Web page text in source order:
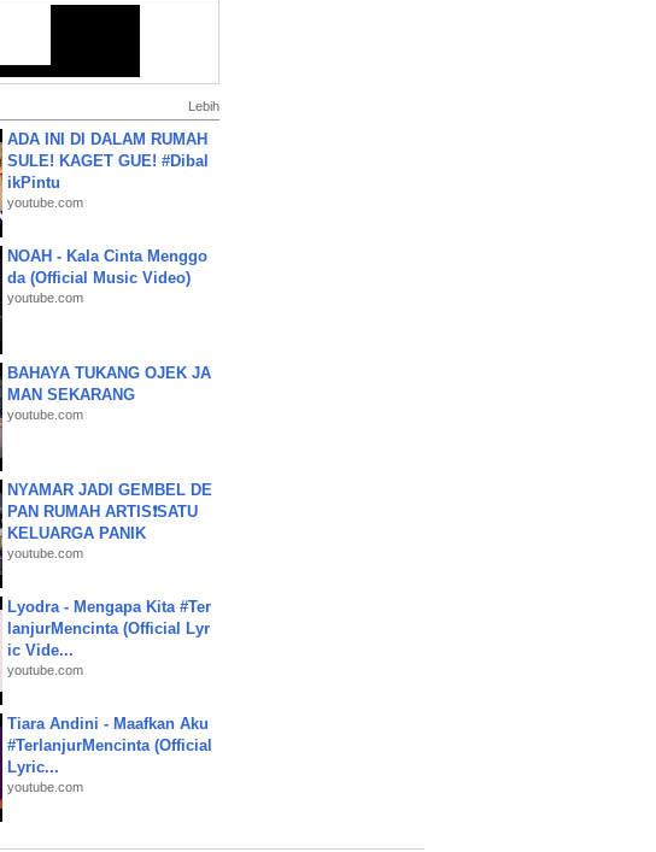
Lebih
ADA INI DI DALAM RUMAH
SULE! KAGET GUE! #Dibal
ikPintu
youtube.com
NOAH - Kala Cinta Menggo
da (Official Music Video)
youtube.com
BAHAYA TUKANG OJEK JA
MAN SEKARANG
youtube.com
NYAMAR JADI GEMBEL DE
PAN RUMAH ARTIS❗SATU
KELUARGA PANIK
youtube.com
Lyodra - Mengapa Kita #Ter
lanjurMencinta (Official Lyr
ic Vide...
youtube.com
Tiara Andini - Maafkan Aku
#TerlanjurMencinta (Official
Lyric...
youtube.com